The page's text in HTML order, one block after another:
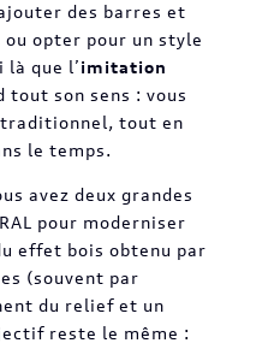
des barres et
opter pour un style
là que l’imitation
tout son sens : vous
tout en
le temps.
avez deux grandes
pour moderniser
effet bois obtenu par
(souvent par
du relief et un
reste le même :